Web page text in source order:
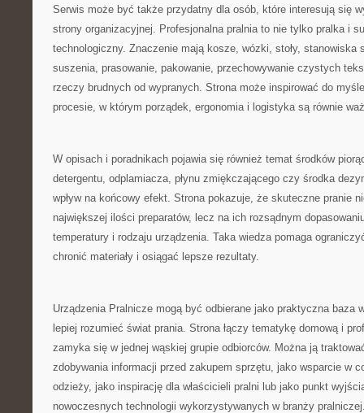
Serwis może być także przydatny dla osób, które interesują się
strony organizacyjnej. Profesjonalna pralnia to nie tylko pralka i
technologiczny. Znaczenie mają kosze, wózki, stoły, stanowiska
suszenia, prasowanie, pakowanie, przechowywanie czystych
rzeczy brudnych od wypranych. Strona może inspirować do
procesie, w którym porządek, ergonomia i logistyka są równie
W opisach i poradnikach pojawia się również temat środków
detergentu, odplamiacza, płynu zmiękczającego czy środka
wpływ na końcowy efekt. Strona pokazuje, że skuteczne pranie
największej ilości preparatów, lecz na ich rozsądnym
temperatury i rodzaju urządzenia. Taka wiedza pomaga
chronić materiały i osiągać lepsze rezultaty.
Urządzenia Pralnicze mogą być odbierane jako praktyczna baza
lepiej rozumieć świat prania. Strona łączy tematykę domową i
zamyka się w jednej wąskiej grupie odbiorców. Można ją
zdobywania informacji przed zakupem sprzętu, jako wsparcie w
odzieży, jako inspirację dla właścicieli pralni lub jako punkt
nowoczesnych technologii wykorzystywanych w branży